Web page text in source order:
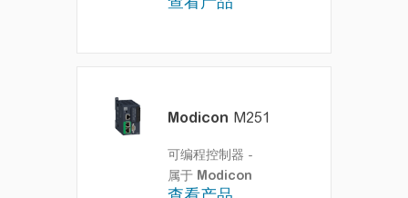
Modicon M251
可编程控制器 -
属于 Modicon